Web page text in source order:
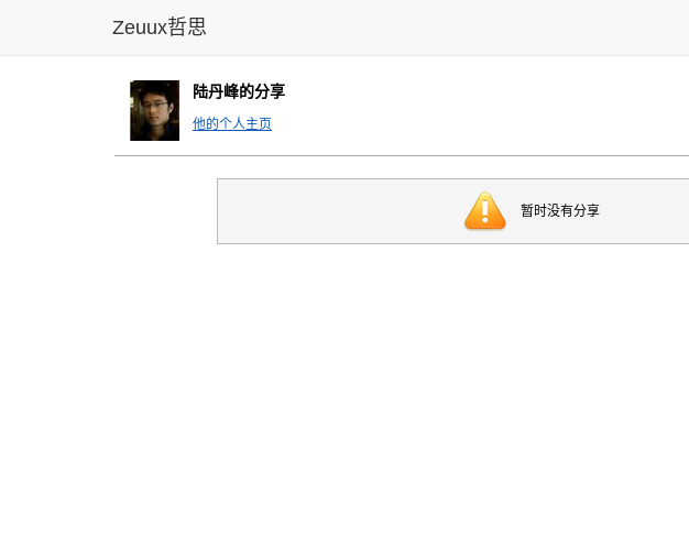
Zeuux哲思
陆丹峰的分享
他的个人主页
暂时没有分享